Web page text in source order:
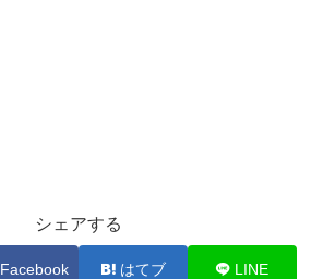
シェアする
Facebook はてブ LINE